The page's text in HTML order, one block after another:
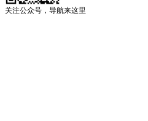
关注公众号，导航来这里